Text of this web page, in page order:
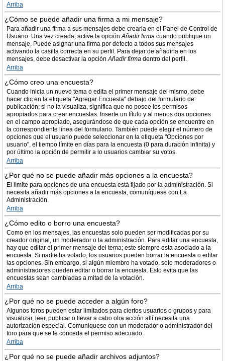
Arriba
¿Cómo se puede añadir una firma a mi mensaje?
Para añadir una firma a sus mensajes debe crearla en el Panel de Control de
Usuario. Una vez creada, active la opciónAñadir firma cuando publique un
mensaje. Puede asignar una firma por defecto a todos sus mensajes
activando la casilla correcta en su perfil. Para dejar de añadirla en los
mensajes, debe desactivar la opciónAñadir firma dentro del perfil.
Arriba
¿Cómo creo una encuesta?
Cuando inicia un nuevo tema o edita el primer mensaje del mismo, debe
hacer clic en la etiqueta "Agregar Encuesta" debajo del formulario de
publicación; si no la visualiza, significa que no posee los permisos
apropiados para crear encuestas. Inserte un título y al menos dos opciones
en el campo apropiado, asegurándose de que cada opción se encuentre en
la correspondiente línea del formulario. También puede elegir el número de
opciones que el usuario puede seleccionar en la etiqueta "Opciones por
usuario", el tiempo límite en días para la encuesta (0 para duración infinita) y
por último la opción de permitir a lo usuarios cambiar su votos.
Arriba
¿Por qué no se puede añadir más opciones a la encuesta?
El límite para opciones de una encuesta está fijado por la administración. Si
necesita añadir más opciones a la encuesta, comuníquese con La
Administración.
Arriba
¿Cómo edito o borro una encuesta?
Como en los mensajes, las encuestas solo pueden ser modificadas por su
creador original, un moderador o la administración. Para editar una encuesta,
hay que editar el primer mensaje del tema; este siempre esta asociado a la
encuesta. Si nadie ha votado, los usuarios pueden borrar la encuesta o editar
las opciones. Sin embargo, si algún miembro ha votado, solo moderadores o
administradores pueden editar o borrar la encuesta. Esto evita que las
encuestas sean cambiadas a mitad de la votación.
Arriba
¿Por qué no se puede acceder a algún foro?
Algunos foros pueden estar limitados para ciertos usuarios o grupos y para
visualizar, leer, publicar o llevar a cabo otra acción allí necesita una
autorización especial. Comuníquese con un moderador o administrador del
foro para que se le conceda el permiso adecuado.
Arriba
¿Por qué no se puede añadir archivos adjuntos?